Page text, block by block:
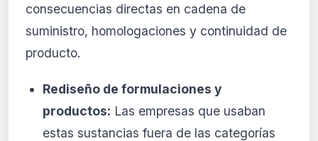
consecuencias directas en cadena de
suministro, homologaciones y continuidad de
producto.
Rediseño de formulaciones y
productos: Las empresas que usaban
estas sustancias fuera de las categorías